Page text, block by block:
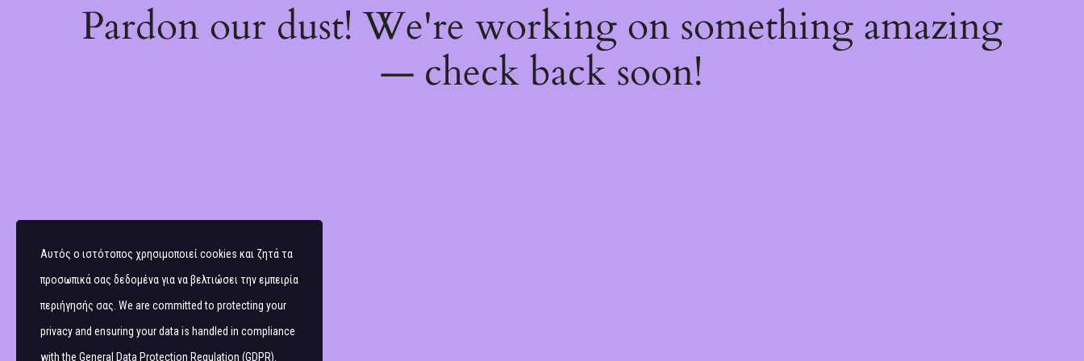
Pardon our dust! We're working on something amazing
— check back soon!
Αυτός ο ιστότοπος χρησιμοποιεί cookies και ζητά τα
προσωπικά σας δεδομένα για να βελτιώσει την εμπειρία
περιήγησής σας. We are committed to protecting your
privacy and ensuring your data is handled in compliance
with the General Data Protection Regulation (GDPR)